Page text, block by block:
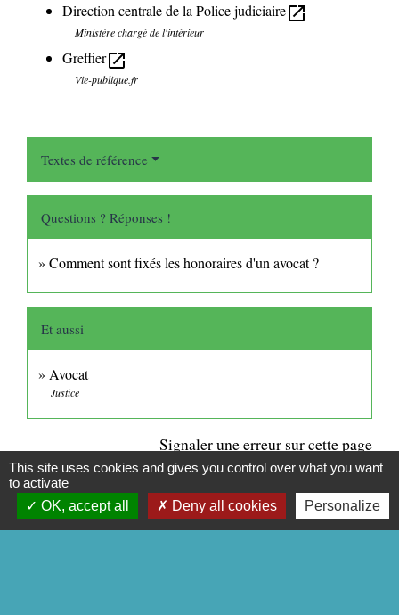
Direction centrale de la Police judiciaireopen_in_new
Ministère chargé de l'intérieur
Greffieropen_in_new
Vie-publique.fr
Textes de référence
Questions ? Réponses !
Comment sont fixés les honoraires d'un avocat ?
Et aussi
Avocat
Justice
Signaler une erreur sur cette page
This site uses cookies and gives you control over what you want
to activate
OK, accept all
Deny all cookies Personalize